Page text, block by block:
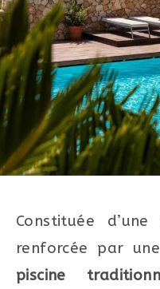
Constituée
renforcée par
piscine